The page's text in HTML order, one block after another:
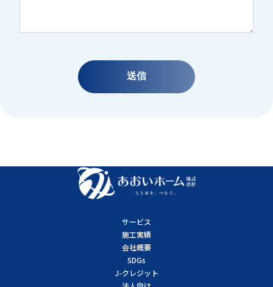
サービス
施工実績
会社概要
SDGs
J-クレジット